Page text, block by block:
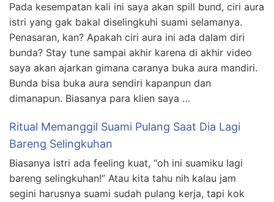
Pada kesempatan kali ini saya akan spill bund, ciri aura
istri yang gak bakal diselingkuhi suami selamanya.
Penasaran, kan? Apakah ciri aura ini ada dalam diri
bunda? Stay tune sampai akhir karena di akhir video
saya akan ajarkan gimana caranya buka aura mandiri.
Bunda bisa buka aura sendiri kapanpun dan
dimanapun. Biasanya para klien saya …
Ritual Memanggil Suami Pulang Saat Dia Lagi
Bareng Selingkuhan
Biasanya istri ada feeling kuat, “oh ini suamiku lagi
bareng selingkuhan!” Atau kita tahu nih kalau jam
segini harusnya suami sudah pulang kerja, tapi kok